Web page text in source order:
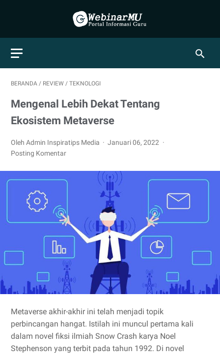
BERANDA / REVIEW / TEKNOLOGI
Mengenal Lebih Dekat Tentang
Ekosistem Metaverse
Oleh Admin Inspiratips Media
Januari 06, 2022
Posting Komentar
Metaverse akhir-akhir ini telah menjadi topik
perbincangan hangat. Istilah ini muncul pertama kali
dalam novel fiksi ilmiah Snow Crash karya Noel
Stephenson yang terbit pada tahun 1992. Di novel